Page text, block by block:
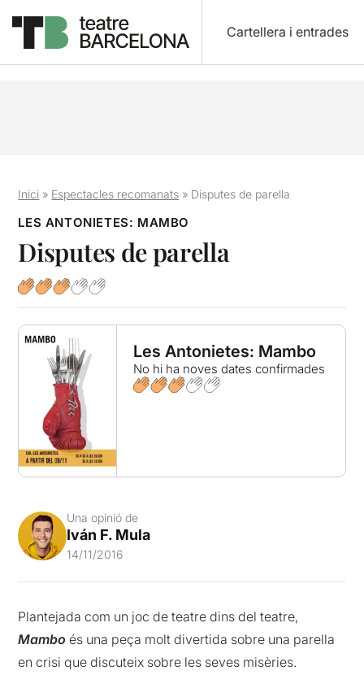
Cartellera i entrades
Inici » Espectacles recomanats » Disputes de parella
LES ANTONIETES: MAMBO
Disputes de parella
Les Antonietes: Mambo
No hi ha noves dates confirmades
Una opinió de
Iván F. Mula
14/11/2016
Plantejada com un joc de teatre dins del teatre,
Mambo és una peça molt divertida sobre una parella
en crisi que discuteix sobre les seves misèries.